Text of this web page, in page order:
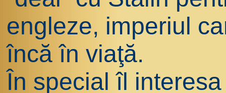
engleze, imperiul
încă în viaţă.
În special îl